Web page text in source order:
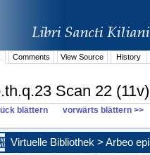
Comments View Source History
Scan 22 (11v)
blättern vorwärts blättern >>